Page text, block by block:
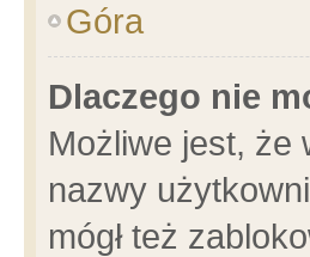
Góra
Dlaczego nie
Możliwe jest, że
nazwy
mógł też